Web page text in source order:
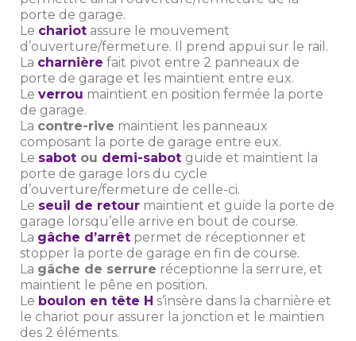
porte de garage.
Le chariot assure le mouvement
d’ouverture/fermeture. Il prend appui sur le rail.
La charnière fait pivot entre 2 panneaux de
porte de garage et les maintient entre eux.
Le verrou maintient en position fermée la porte
de garage.
La contre-rive maintient les panneaux
composant la porte de garage entre eux.
Le sabot ou demi-sabot guide et maintient la
porte de garage lors du cycle
d’ouverture/fermeture de celle-ci.
Le seuil de retour maintient et guide la porte de
garage lorsqu’elle arrive en bout de course.
La gâche d’arrêt permet de réceptionner et
stopper la porte de garage en fin de course.
La gâche de serrure réceptionne la serrure, et
maintient le pêne en position.
Le boulon en tête H s’insère dans la charnière et
le chariot pour assurer la jonction et le maintien
des 2 éléments.